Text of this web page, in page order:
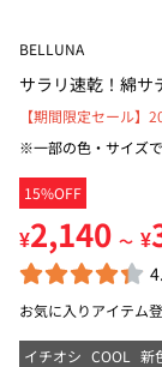
BELLUNA
サラリ速乾！綿サ
15%OFF
【期間限定セール】
※一部の色・サイズ
¥2,140 ～ ¥
お気に入りアイテム
イチオシ COOL 新